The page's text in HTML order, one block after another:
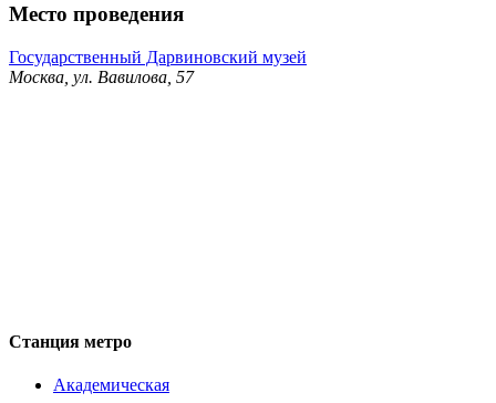
Место проведения
Государственный Дарвиновский музей
Москва, ул. Вавилова, 57
Станция метро
Академическая